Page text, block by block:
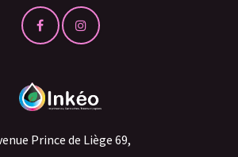
Prince de Liège 69,